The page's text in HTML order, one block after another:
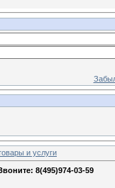
и услуги
8(495)974-03-59